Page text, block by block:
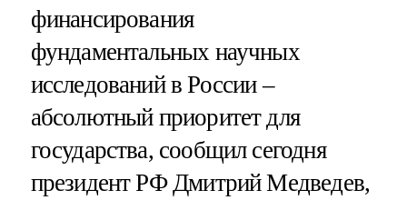
финансирования
фундаментальных научных
исследований в России –
абсолютный приоритет для
государства, сообщил сегодня
президент РФ Дмитрий Медведев,